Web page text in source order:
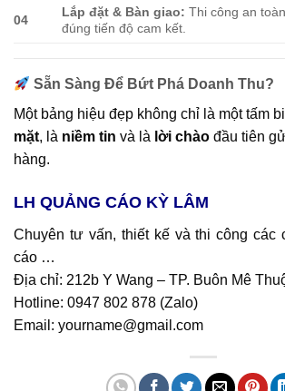
04
Lắp đặt & Bàn giao: Thi công an
đúng tiến độ cam kết.
Sẵn Sàng Để Bứt Phá Doanh Thu?
Một bảng hiệu đẹp không chỉ là một tấm
mặt, là niềm tin và là lời chào đầu tiên
hàng.
LH QUẢNG CÁO KỲ LÂM
Chuyên tư vấn, thiết kế và thi công các
cáo …
Địa chỉ: 212b Y Wang – TP. Buôn Mê
Hotline: 0947 802 878 (Zalo)
Email: yourname@gmail.com